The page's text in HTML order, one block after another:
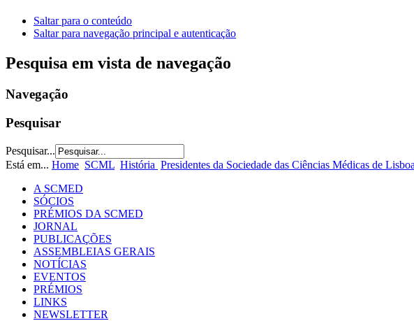
Saltar para o conteúdo
Saltar para navegação principal e autenticação
Pesquisa em vista de navegação
Navegação
Pesquisar
Pesquisar...
Está em... Home SCML História Presidentes da Sociedade das Ciências Médicas de Lisboa
A SCMED
SÓCIOS
PRÉMIOS DA SCMED
JORNAL
PUBLICAÇÕES
ASSEMBLEIAS GERAIS
NOTÍCIAS
EVENTOS
PRÉMIOS
LINKS
NEWSLETTER